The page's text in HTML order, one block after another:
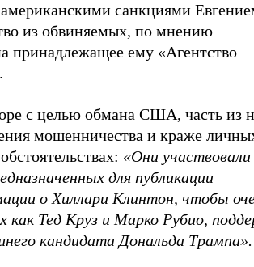
санкциями
из обвиняемых, по мнению
принадлежащее ему «Агентство
с целью обмана США, часть из
мошенничества и краже
«Они участвовали
для публикации
о Хиллари Клинтон, чтобы
как Тед Круз и Марко Рубио,
кандидата Дональда Трампа».